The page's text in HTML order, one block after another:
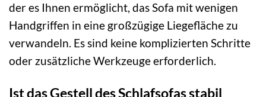
der es Ihnen ermöglicht, das Sofa mit wenigen
Handgriffen in eine großzügige Liegefläche zu
verwandeln. Es sind keine komplizierten Schritte
oder zusätzliche Werkzeuge erforderlich.
Ist das Gestell des Schlafsofas stabil